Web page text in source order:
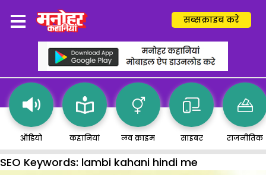
सब्सक्राइब करें
ऑडियो कहानियां लव क्राइम साइबर राजनीतिक
SEO Keywords: lambi kahani hindi me